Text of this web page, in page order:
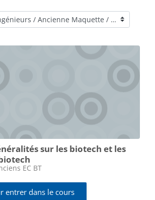
sur les biotech et les
EC BT
entrer dans le cours